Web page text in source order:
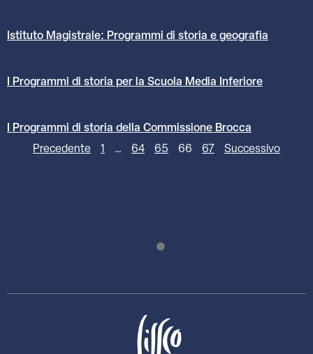
Istituto Magistrale: Programmi di storia e geografia
I Programmi di storia per la Scuola Media Inferiore
I Programmi di storia della Commissione Brocca
Precedente
1 … 64 65 66 67 Successivo